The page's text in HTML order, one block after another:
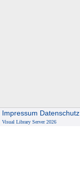
Impressum Datenschutz
Visual Library Server 2026